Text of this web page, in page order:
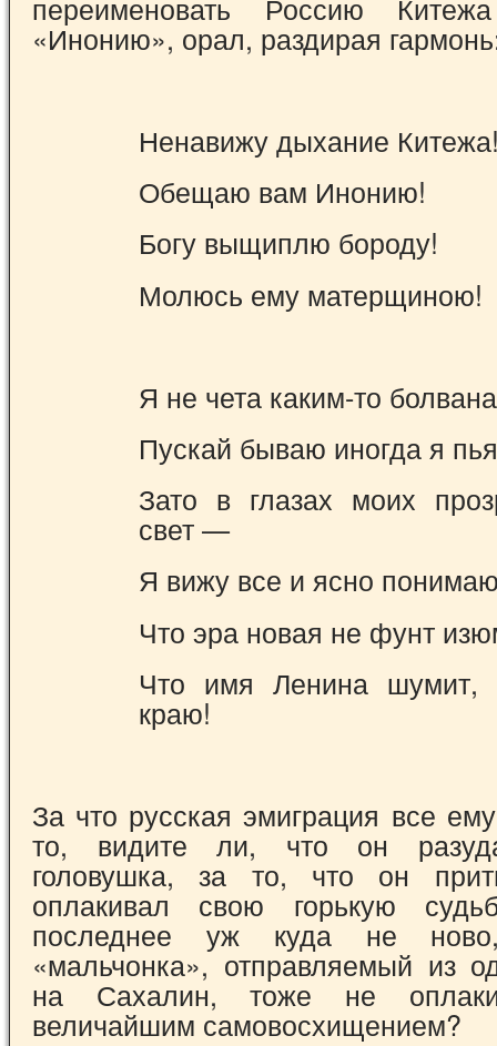
«Инонию», орал, раздирая
Ненавижу дыхание
Обещаю вам Инонию!
Богу выщиплю бороду!
Молюсь ему матерщиною!
Я не чета каким-то
Пускай бываю иногда я
Зато в глазах моих
свет —
Я вижу все и ясно
Что эра новая не фунт
Что имя Ленина шумит,
краю!
За что русская эмиграция все
то, ви­дите ли, что он
головушка, за то, что он
оплакивал свою горькую
последнее уж куда не
«мальчонка», отправляемый из
на Сахалин, тоже не
величайшим самовосхищением?